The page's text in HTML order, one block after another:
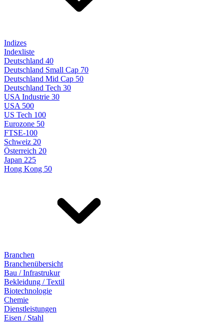
Indizes
Indexliste
Deutschland 40
Deutschland Small Cap 70
Deutschland Mid Cap 50
Deutschland Tech 30
USA Industrie 30
USA 500
US Tech 100
Eurozone 50
FTSE-100
Schweiz 20
Österreich 20
Japan 225
Hong Kong 50
Branchen
Branchenübersicht
Bau / Infrastrukur
Bekleidung / Textil
Biotechnologie
Chemie
Dienstleistungen
Eisen / Stahl